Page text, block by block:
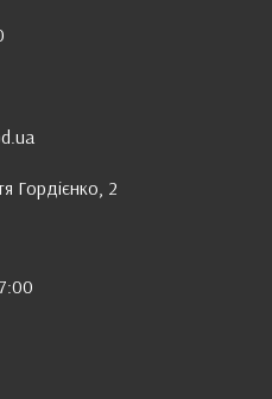
Гордієнко, 2